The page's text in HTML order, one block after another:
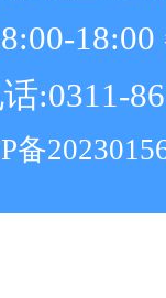
18:00
:0311-
备